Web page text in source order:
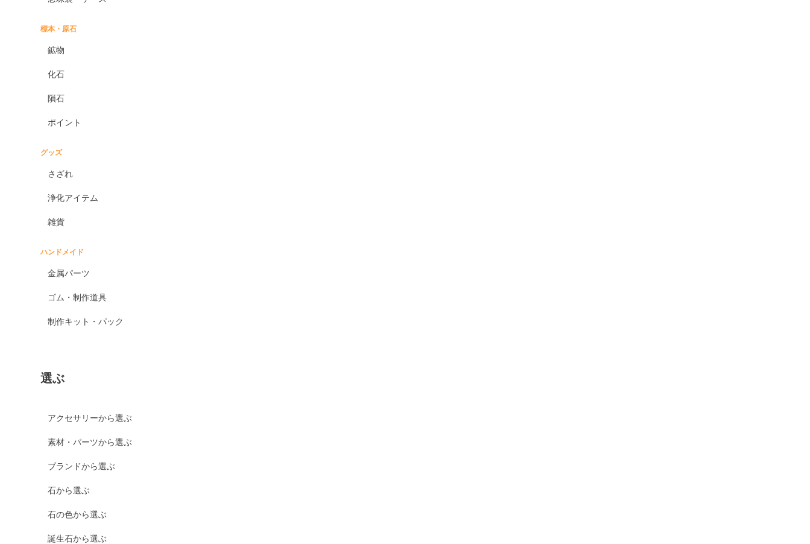
標本・原石
鉱物
化石
隕石
ポイント
グッズ
さざれ
浄化アイテム
雑貨
ハンドメイド
金属パーツ
ゴム・制作道具
制作キット・パック
選ぶ
アクセサリーから選ぶ
素材・パーツから選ぶ
ブランドから選ぶ
石から選ぶ
石の色から選ぶ
誕生石から選ぶ